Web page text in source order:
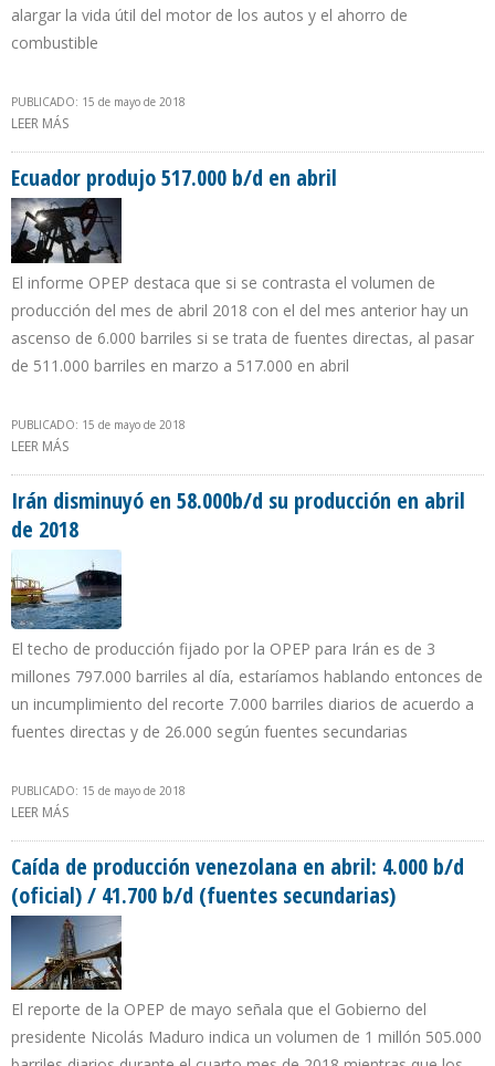
alargar la vida útil del motor de los autos y el ahorro de
combustible
PUBLICADO: 15 de mayo de 2018
LEER MÁS
Ecuador produjo 517.000 b/d en abril
El informe OPEP destaca que si se contrasta el volumen de
producción del mes de abril 2018 con el del mes anterior hay un
ascenso de 6.000 barriles si se trata de fuentes directas, al pasar
de 511.000 barriles en marzo a 517.000 en abril
PUBLICADO: 15 de mayo de 2018
LEER MÁS
Irán disminuyó en 58.000b/d su producción en abril
de 2018
El techo de producción fijado por la OPEP para Irán es de 3
millones 797.000 barriles al día, estaríamos hablando entonces de
un incumplimiento del recorte 7.000 barriles diarios de acuerdo a
fuentes directas y de 26.000 según fuentes secundarias
PUBLICADO: 15 de mayo de 2018
LEER MÁS
Caída de producción venezolana en abril: 4.000 b/d
(oficial) / 41.700 b/d (fuentes secundarias)
El reporte de la OPEP de mayo señala que el Gobierno del
presidente Nicolás Maduro indica un volumen de 1 millón 505.000